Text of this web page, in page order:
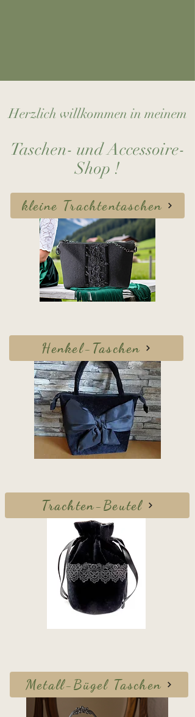
Herzlich willkommen in meinem
Taschen- und Accessoire-
Shop !
kleine Trachtentaschen
Henkel-Taschen
Trachten-Beutel
Metall-Bügel Taschen